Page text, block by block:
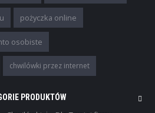
pożyczka online
osobiste
chwilówki przez internet
PRODUKTÓW